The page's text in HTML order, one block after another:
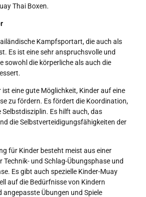
Thai Boxen.
Kampfsportart, die auch als
Es ist eine sehr anspruchsvolle und
sowohl die körperliche als auch die
eine gute Möglichkeit, Kinder auf eine
zu fördern. Es fördert die Koordination,
Es hilft auch, das
die Selbstverteidigungsfähigkeiten der
für Kinder besteht meist aus einer
Technik- und Schlag-Übungsphase und
Es gibt auch spezielle Kinder-Muay
auf die Bedürfnisse von Kindern
Übungen und Spiele